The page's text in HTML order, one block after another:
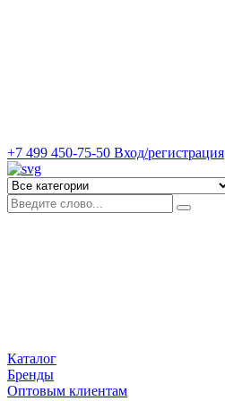
+7 499 450-75-50 Вход/регистрация
Каталог
Бренды
Оптовым клиентам